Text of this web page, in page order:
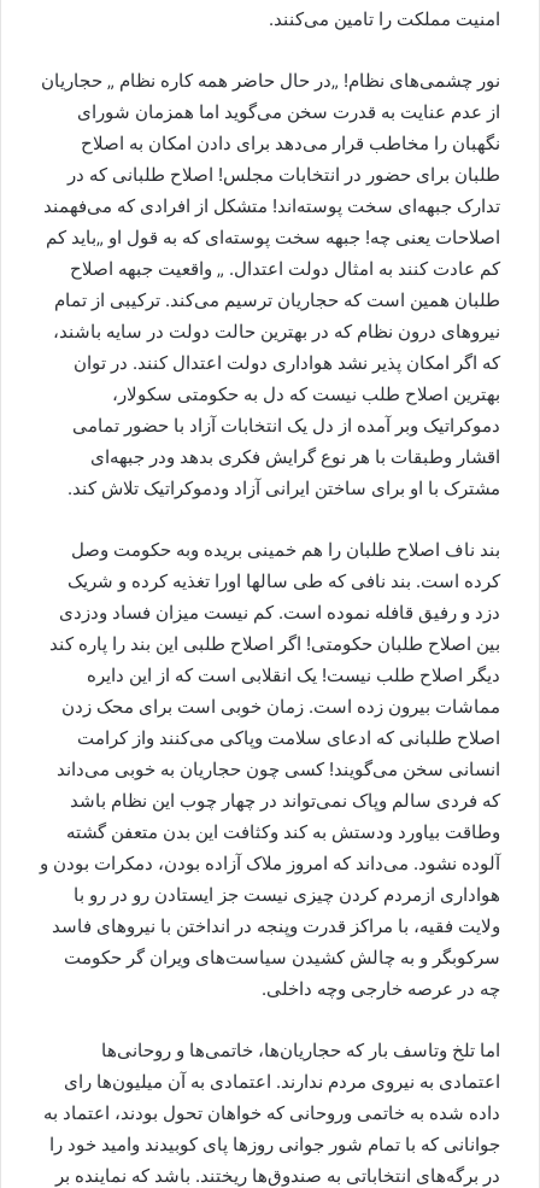
امنیت مملکت را تامین می‌کنند.
نور چشمی‌های نظام! „در حال حاضر همه کاره نظام „ حجاریان
از عدم عنایت به قدرت سخن می‌گوید اما همزمان شورای
نگهبان را مخاطب قرار می‌دهد برای دادن امکان به اصلاح
طلبان برای حضور در انتخابات مجلس! اصلاح طلبانی که در
تدارک جبهه‌ای سخت پوسته‌اند! متشکل از افرادی که می‌فهمند
اصلاحات یعنی چه! جبهه سخت پوسته‌ای که به قول او „باید کم
کم عادت کنند به امثال دولت اعتدال. „ واقعیت جبهه اصلاح
طلبان همین است که حجاریان ترسیم می‌کند. ترکیبی از تمام
نیرو‌های درون نظام که در بهترین حالت دولت در سایه باشند،
که اگر امکان پذیر نشد هواداری دولت اعتدال کنند. در توان
بهترین اصلاح طلب نیست که دل به حکومتی سکولار،
دموکراتیک وبر آمده از دل یک انتخابات آزاد با حضور تمامی
اقشار وطبقات با هر نوع گرایش فکری بدهد ودر جبهه‌ای
مشترک با او برای ساختن ایرانی آزاد ودموکراتیک تلاش کند.
بند ناف اصلاح طلبان را هم خمینی بریده وبه حکومت وصل
کرده است. بند نافی که طی سالها اورا تغذیه کرده و شریک
دزد و رفیق قافله نموده است. کم نیست میزان فساد ودزدی
بین اصلاح طلبان حکومتی! اگر اصلاح طلبی این بند را پاره کند
دیگر اصلاح طلب نیست! یک انقلابی است که از این دایره
مماشات بیرون زده است. زمان خوبی است برای محک زدن
اصلاح طلبانی که ادعای سلامت وپاکی می‌کنند واز کرامت
انسانی سخن می‌گویند! کسی چون حجاریان به خوبی می‌داند
که فردی سالم وپاک نمی‌تواند در چهار چوب این نظام باشد
وطاقت بیاورد ودستش به کند وکثافت این بدن متعفن گشته
آلوده نشود. می‌داند که امروز ملاک آزاده بودن، دمکرات بودن و
هواداری ازمردم کردن چیزی نیست جز ایستادن رو در رو با
ولایت فقیه، با مراکز قدرت وپنجه در انداختن با نیروهای فاسد
سرکوبگر و به چالش کشیدن سیاست‌های ویران گر حکومت
چه در عرصه خارجی وچه داخلی.
اما تلخ وتاسف بار که حجاریان‌ها، خاتمی‌ها و روحانی‌ها
اعتمادی به نیروی مردم ندارند. اعتمادی به آن میلیون‌ها رای
داده شده به خاتمی وروحانی که خواهان تحول بودند، اعتماد به
جوانانی که با تمام شور جوانی روزها پا‌ی کوبیدند وامید خود را
در برگه‌های انتخاباتی به صندوق‌ها ریختند. باشد که نماینده بر